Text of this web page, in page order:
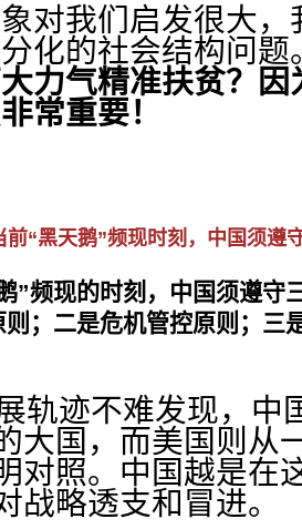
我们启发很大，
化的社会结构问题
力气精准扶贫？
常重要！
前“黑天鹅”频现时刻，中国须遵
”频现的时刻，中国须遵守
；二是危机管控原则；三
迹不难发现，中
大国，而美国则从
对照。中国越是在
战略透支和冒进。